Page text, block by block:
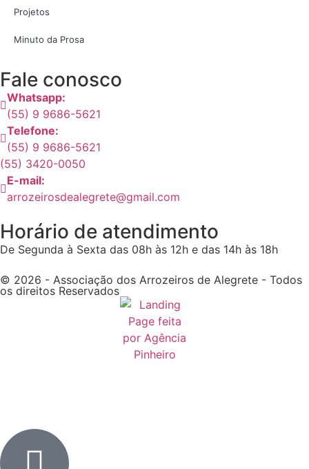
Projetos
Minuto da Prosa
Fale conosco
Whatsapp:
(55) 9 9686-5621
Telefone:
(55) 9 9686-5621
(55) 3420-0050
E-mail:
arrozeirosdealegrete@gmail.com
Horário de atendimento
De Segunda à Sexta das 08h às 12h e das 14h às 18h
© 2026 - Associação dos Arrozeiros de Alegrete - Todos
os direitos Reservados